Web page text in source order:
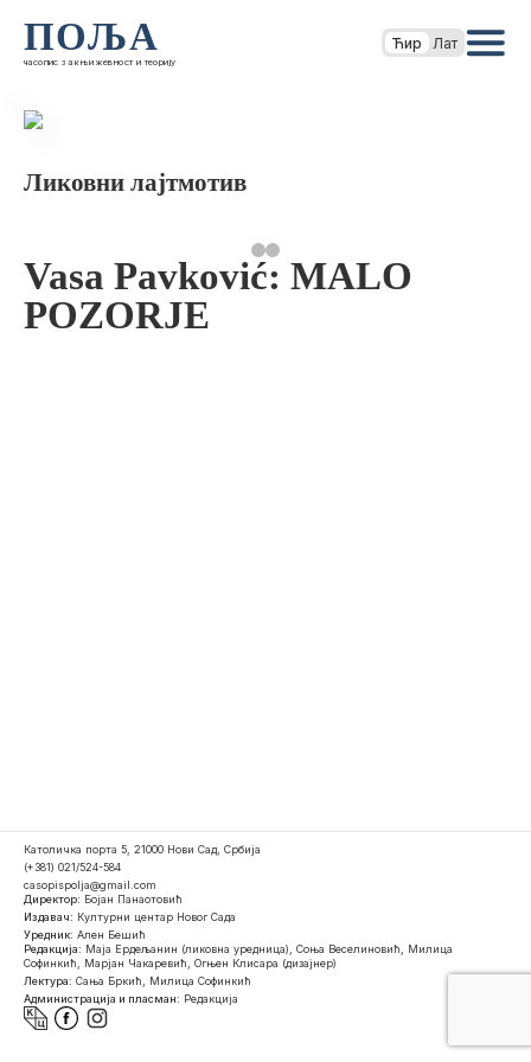
ПОЉА
часопис за књижевност и теорију
Ћир Лат
Ликовни лајтмотив
Vasa Pavković: MALO
POZORJE
Католичка порта 5, 21000 Нови Сад, Србија
(+381) 021/524-584
casopispolja@gmail.com
Директор: Бојан Панаотовић
Издавач: Културни центар Новог Сада
Уредник: Ален Бешић
Редакција: Маја Ердељанин (ликовна уредница), Соња Веселиновић, Милица
Софинкић, Марјан Чакаревић, Огњен Клисара (дизајнер)
Лектура: Сања Бркић, Милица Софинкић
Администрација и пласман: Редакција